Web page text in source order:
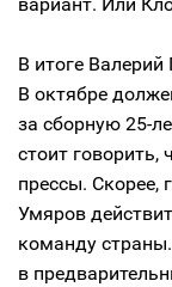
В итоге
В октябре
за сборную 25-
стоит говорить,
прессы. Скорее,
Умяров
команду
в